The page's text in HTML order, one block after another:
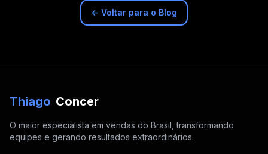
← Voltar para o Blog
Thiago Concer
O maior especialista em vendas do Brasil, transformando
equipes e gerando resultados extraordinários.